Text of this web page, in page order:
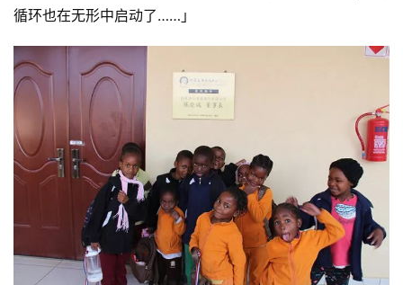
八
点
僧
音
高
僧
访
心
循环也在无形中启动了……」